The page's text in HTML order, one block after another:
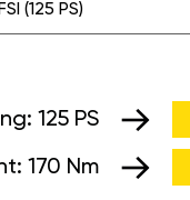
(125 PS)
125 PS
170 Nm